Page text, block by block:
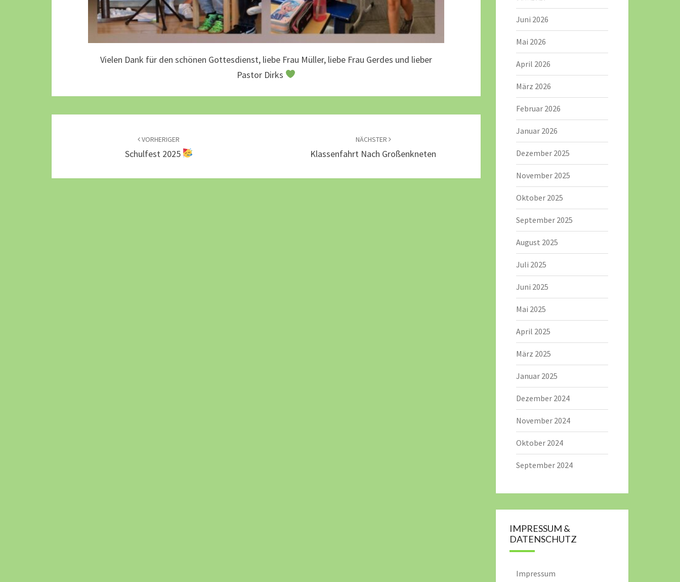
Vielen Dank für den schönen Gottesdienst, liebe Frau Müller, liebe Frau Gerdes und lieber
Pastor Dirks
VORHERIGER
Schulfest 2025
NÄCHSTER
Klassenfahrt Nach Großenkneten
Juni 2026
Mai 2026
April 2026
März 2026
Februar 2026
Januar 2026
Dezember 2025
November 2025
Oktober 2025
September 2025
August 2025
Juli 2025
Juni 2025
Mai 2025
April 2025
März 2025
Januar 2025
Dezember 2024
November 2024
Oktober 2024
September 2024
IMPRESSUM &
DATENSCHUTZ
Impressum